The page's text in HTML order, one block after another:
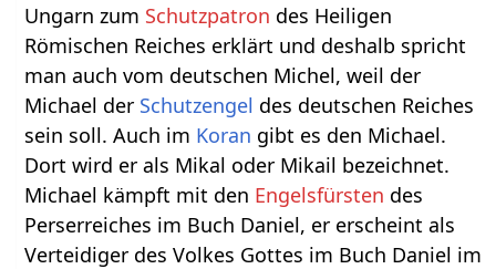
Ungarn zum Schutzpatron des Heiligen
Römischen Reiches erklärt und deshalb spricht
man auch vom deutschen Michel, weil der
Michael der Schutzengel des deutschen Reiches
sein soll. Auch im Koran gibt es den Michael.
Dort wird er als Mikal oder Mikail bezeichnet.
Michael kämpft mit den Engelsfürsten des
Perserreiches im Buch Daniel, er erscheint als
Verteidiger des Volkes Gottes im Buch Daniel im